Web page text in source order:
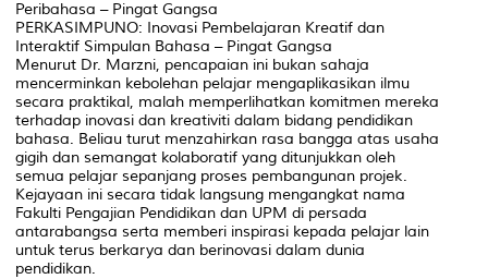
Peribahasa – Pingat Gangsa
PERKASIMPUNO: Inovasi Pembelajaran Kreatif dan
Interaktif Simpulan Bahasa – Pingat Gangsa
Menurut Dr. Marzni, pencapaian ini bukan sahaja
mencerminkan kebolehan pelajar mengaplikasikan ilmu
secara praktikal, malah memperlihatkan komitmen mereka
terhadap inovasi dan kreativiti dalam bidang pendidikan
bahasa. Beliau turut menzahirkan rasa bangga atas usaha
gigih dan semangat kolaboratif yang ditunjukkan oleh
semua pelajar sepanjang proses pembangunan projek.
Kejayaan ini secara tidak langsung mengangkat nama
Fakulti Pengajian Pendidikan dan UPM di persada
antarabangsa serta memberi inspirasi kepada pelajar lain
untuk terus berkarya dan berinovasi dalam dunia
pendidikan.